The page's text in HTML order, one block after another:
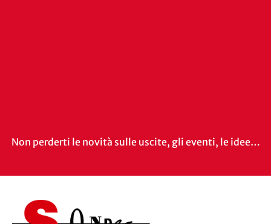
Non perderti le novità sulle uscite, gli eventi, le idee…